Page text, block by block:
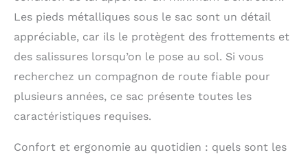
Les pieds métalliques sous le sac sont un détail
appréciable, car ils le protègent des frottements et
des salissures lorsqu’on le pose au sol. Si vous
recherchez un compagnon de route fiable pour
plusieurs années, ce sac présente toutes les
caractéristiques requises.
Confort et ergonomie au quotidien : quels sont les